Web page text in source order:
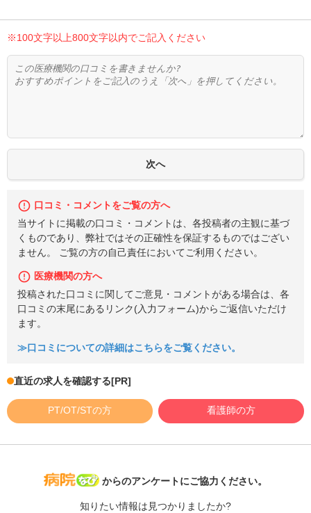
※100文字以上800文字以内でご記入ください
口コミ・コメントをご覧の方へ
当サイトに掲載の口コミ・コメントは、各投稿者の主観に基づ
くものであり、弊社ではその正確性を保証するものではござい
ません。 ご覧の方の自己責任においてご利用ください。
医療機関の方へ
投稿された口コミに関してご意見・コメントがある場合は、各
口コミの末尾にあるリンク(入力フォーム)からご返信いただけ
ます。
≫口コミについての詳細はこちらをご覧ください。
直近の求人を確認する[PR]
PT/OT/STの方 看護師の方
病院なび
からのアンケートにご協力ください。
知りたい情報は見つかりましたか?